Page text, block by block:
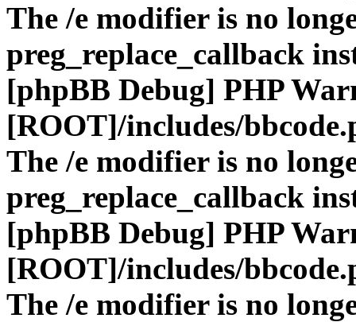
The /e modifier is no
preg_replace_callback
[phpBB Debug] PHP
[ROOT]/includes/
The /e modifier is no
preg_replace_callback
[phpBB Debug] PHP
[ROOT]/includes/
The /e modifier is no